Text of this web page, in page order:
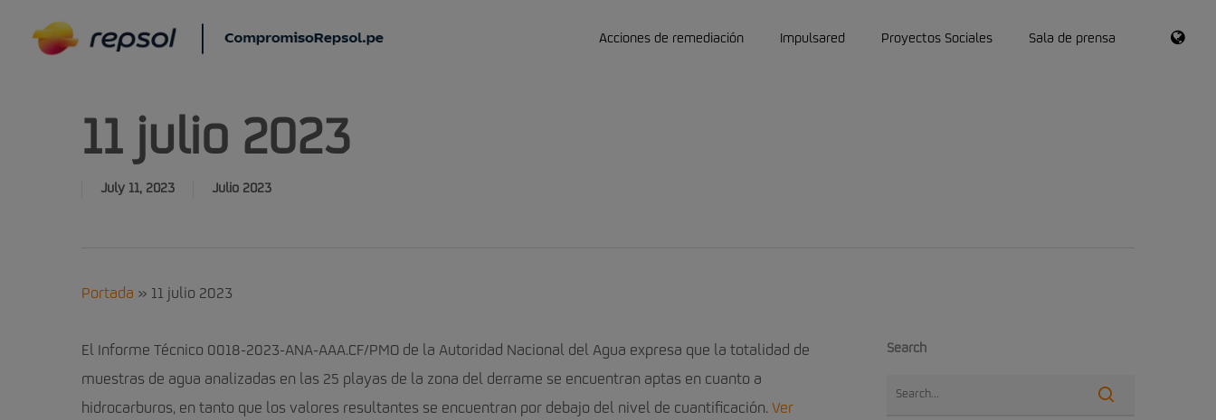
Acciones de remediación Impulsared Proyectos Sociales Sala de prensa RSS
11 julio 2023
July 11, 2023 Julio 2023
Portada » 11 julio 2023
El Informe Técnico 0018-2023-ANA-AAA.CF/PMO de la Autoridad Nacional del Agua expresa que la totalidad de
muestras de agua analizadas en las 25 playas de la zona del derrame se encuentran aptas en cuanto a
hidrocarburos, en tanto que los valores resultantes se encuentran por debajo del nivel de cuantificación.Ver
Search